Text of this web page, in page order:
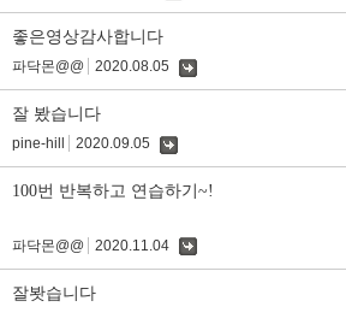
좋은영상감사합니다
파닥몬@@ 2020.08.05
잘 봤습니다
pine-hill 2020.09.05
100번 반복하고 연습하기~!
파닥몬@@ 2020.11.04
잘봣습니다